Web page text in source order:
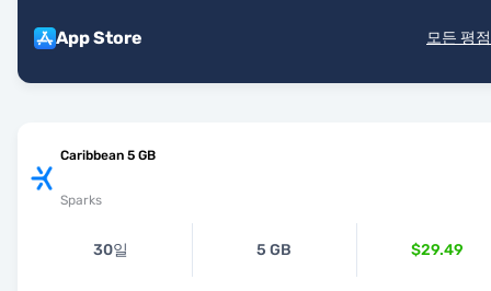
App Store 모든 평
Caribbean 5 GB
Sparks
30일 5 GB $29.49